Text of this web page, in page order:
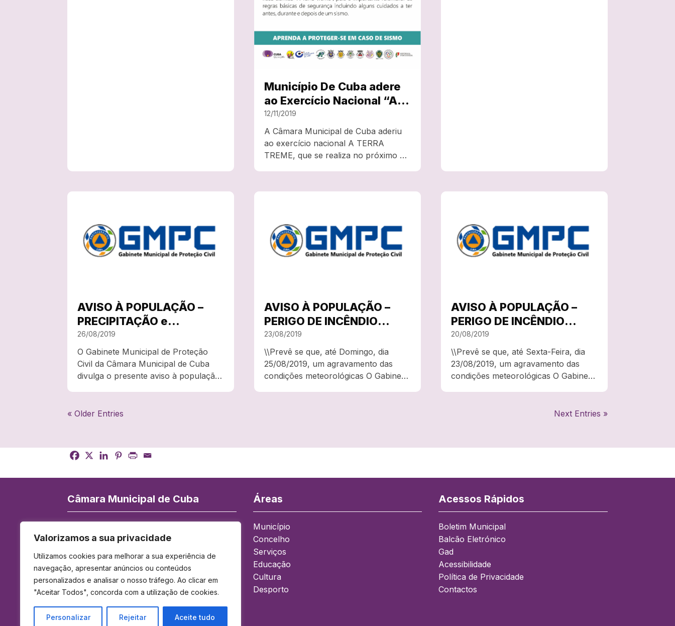
Valorizamos a sua privacidade
Utilizamos cookies para melhorar a sua experiência de
navegação, apresentar anúncios ou conteúdos
personalizados e analisar o nosso tráfego. Ao clicar em
"Aceitar Todos", concorda com a utilização de cookies.
Personalizar Rejeitar Aceite tudo
Município De Cuba adere
ao Exercício Nacional “A
Terra Treme”
12/11/2019
A Câmara Municipal de Cuba aderiu
ao exercício nacional A TERRA
TREME, que se realiza no próximo dia
Nacional de Emergência e Proteção
AVISO À POPULAÇÃO –
PRECIPITAÇÃO e
TROVOADAS
26/08/2019
O Gabinete Municipal de Proteção
Civil da Câmara Municipal de Cuba
divulga o presente aviso à população:
Instituto Português do Mar e da
Socorro…
AVISO À POPULAÇÃO –
PERIGO DE INCÊNDIO
RURAL –
PROLONGAMENTO
23/08/2019
\\Prevê se que, até Domingo, dia
25/08/2019, um agravamento das
condições meteorológicas O Gabinete
AVISO À POPULAÇÃO –
PERIGO DE INCÊNDIO
RURAL
20/08/2019
\\Prevê se que, até Sexta-Feira, dia
23/08/2019, um agravamento das
condições meteorológicas O Gabinete
presente aviso à população: 1.
contacto com o…
« Older Entries Next Entries »
Câmara Municipal de Cuba
284 419 900
rede fixa nacional)
E-mail:
geral@cm-cuba.pt
Horário de Funcionamento:
Das 9h00 às 12h30 e das 14h00 às 17h30
Áreas
Município
Concelho
Serviços
Educação
Cultura
Desporto
Acessos Rápidos
Boletim Municipal
Balcão Eletrónico
Gad
Acessibilidade
Política de Privacidade
Contactos